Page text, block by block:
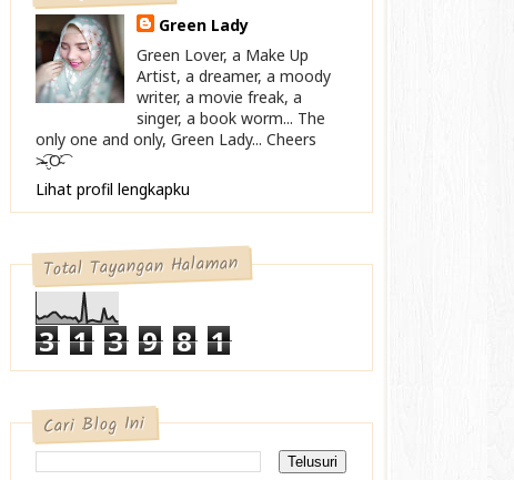
Green Lady
Green Lover, a Make Up
Artist, a dreamer, a moody
writer, a movie freak, a
singer, a book worm... The
only one and only, Green Lady... Cheers
>̴̴̴̴̴͡.̮Ơ̴͡
Lihat profil lengkapku
Total Tayangan Halaman
3 1 3 9 8 1
Cari Blog Ini